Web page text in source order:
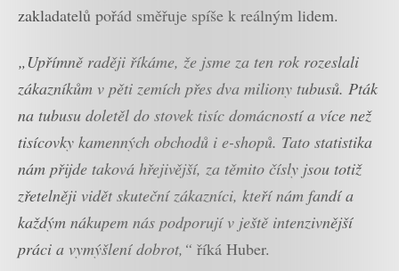
zakladatelů pořád směřuje spíše k reálným lidem.
„Upřímně raději říkáme, že jsme za ten rok rozeslali
zákazníkům v pěti zemích přes dva miliony tubusů. Pták
na tubusu doletěl do stovek tisíc domácností a více než
tisícovky kamenných obchodů i e-shopů. Tato statistika
nám přijde taková hřejivější, za těmito čísly jsou totiž
zřetelněji vidět skuteční zákazníci, kteří nám fandí a
každým nákupem nás podporují v ještě intenzivnější
práci a vymýšlení dobrot,“ říká Huber.